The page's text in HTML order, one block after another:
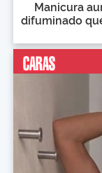
Manicura
difuminado